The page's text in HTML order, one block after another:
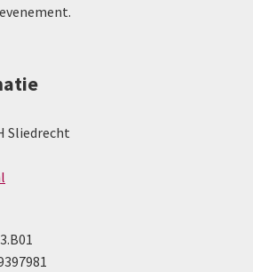
Sliedrecht